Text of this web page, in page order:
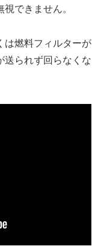
できません。
は燃料フィルターが
送られず回らなくな